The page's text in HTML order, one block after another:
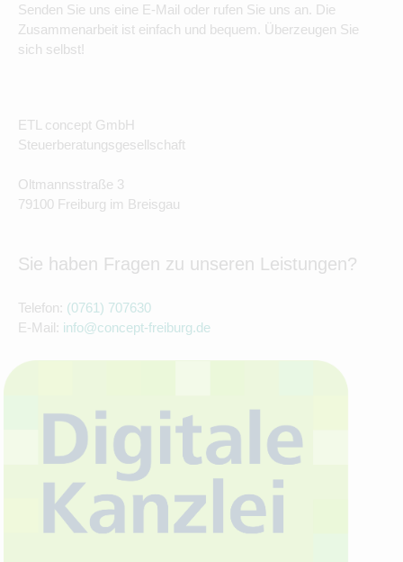
Senden Sie uns eine E-Mail oder rufen Sie uns an. Die
Zusammenarbeit ist einfach und bequem. Überzeugen Sie
sich selbst!
ETL concept GmbH
Steuerberatungsgesellschaft
Oltmannsstraße 3
79100 Freiburg im Breisgau
Sie haben Fragen zu unseren Leistungen?
Telefon: (0761) 707630
E-Mail: info@concept-freiburg.de